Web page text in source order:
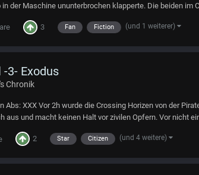
der Maschine ununterbrochen klapperte. Die beiden im
3 Fan Fiction (und 1 weiterer)
3- Exodus
Chronik
XXX Vor 2h wurde die Crossing Horizen von der
und macht keinen Halt vor zivilen Opfern. Vor nicht
2 Star Citizen (und 4 weitere)